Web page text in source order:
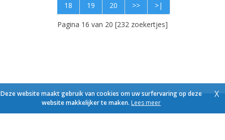
Deze website maakt gebruik van cookies om uw surfervaring op deze
website makkelijker te maken. Lees meer
X
18 19 20 >>
>|
Pagina 16 van 20 [232 zoekertjes]